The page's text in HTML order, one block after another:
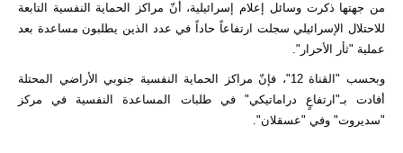
من جهتها ذكرت وسائل إعلام إسرائيلية، أنّ مراكز الحماية النفسية التابعة
للاحتلال الإسرائيلي سجلت ارتفاعاً حاداً في عدد الذين يطلبون مساعدة بعد
عملية "ثأر الأحرار".
وبحسب "القناة 12"، فإنّ مراكز الحماية النفسية جنوبي الأراضي المحتلة
أفادت بـ"ارتفاعٍ دراماتيكي" في طلبات المساعدة النفسية في مركز
"سديروت" وفي "عسقلان".